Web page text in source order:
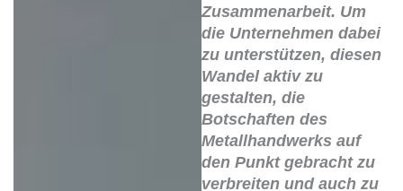
Zusammenarbeit. Um
die Unternehmen dabei
zu unterstützen, diesen
Wandel aktiv zu
gestalten, die
Botschaften des
Metallhandwerks auf
den Punkt gebracht zu
verbreiten und auch zu